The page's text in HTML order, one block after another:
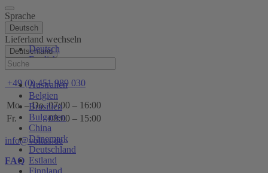
Sprache
Deutsch
Deutsch
English
Lieferland wechseln
Deutschland
Australien
Belgien
Brasilien
Bulgarien
China
Dänemark
Deutschland
Estland
Finnland
Hilfe
+49 (0) 451 989 030
Mo. – Do. 07:00 – 16:00
Fr.
08:00 – 15:00
info@voltus.de
FAQ